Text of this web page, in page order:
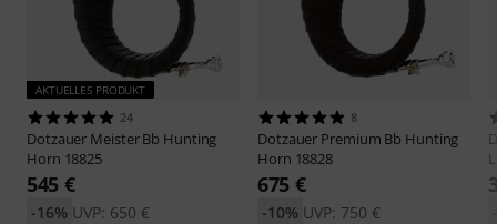
AKTUELLES PRODUKT
24
Dotzauer Meister Bb Hunting
Horn 18825
545 €
UVP: 650 €
-16%
8
Dotzauer Premium Bb Hunting
Horn 18828
675 €
UVP: 750 €
-10%
L